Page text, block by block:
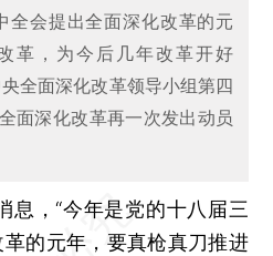
全会提出全面深化改革的元
革，为今后几年改革开好
全面深化改革领导小组第四
面深化改革再一次发出动员
，“今年是党的十八届三
的元年，要真枪真刀推进